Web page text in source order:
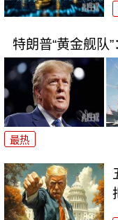
特朗普“黄金舰队
最热